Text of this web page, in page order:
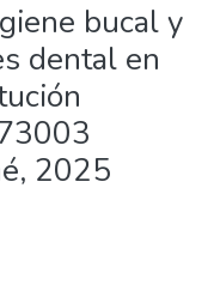
bucal y
dental en
2025